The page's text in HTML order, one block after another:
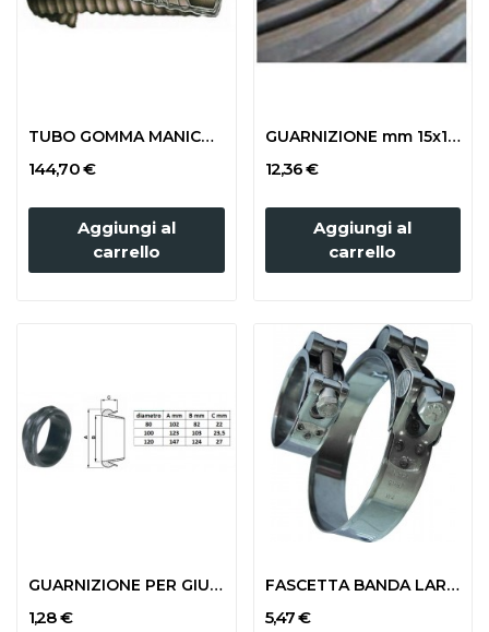
TUBO GOMMA MANICOTTATO DIAM. mm 100 lunghezza...
144,70 €
Aggiungi al
carrello
GUARNIZIONE mm 15x15 PER FONDI CISTERNE
12,36 €
Aggiungi al
carrello
GUARNIZIONE PER GIUNTO BICCHIERE diam. 80
1,28 €
FASCETTA BANDA LARGA mm 227-239 (TUBO 200x232)
5,47 €